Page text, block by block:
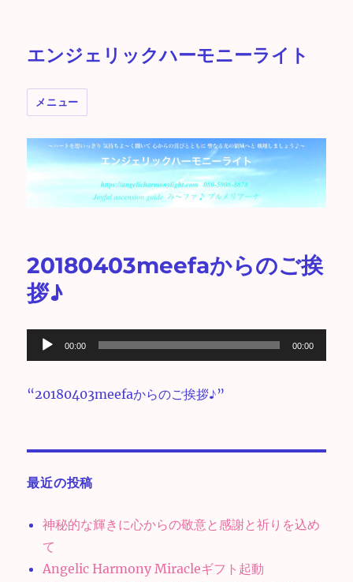
エンジェリックハーモニーライト
メニュー
20180403meefaからのご挨
拶♪
声
プ
ヤ
ー
00:00 00:00
“20180403meefaからのご挨拶♪”
最近の投稿
神秘的な輝きに心からの敬意と感謝と祈りを込め
て
Angelic Harmony Miracleギフト起動